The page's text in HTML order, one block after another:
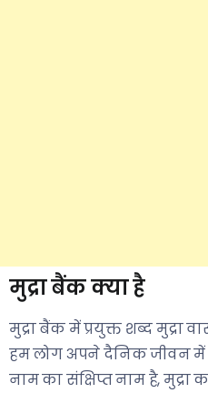
मुद्रा बैंक क्या है
मुद्रा बैंक में प्रयुक्त शब्द मुद्रा
हम लोग अपने दैनिक जीवन
नाम का संक्षिप्त नाम है, मुद्रा